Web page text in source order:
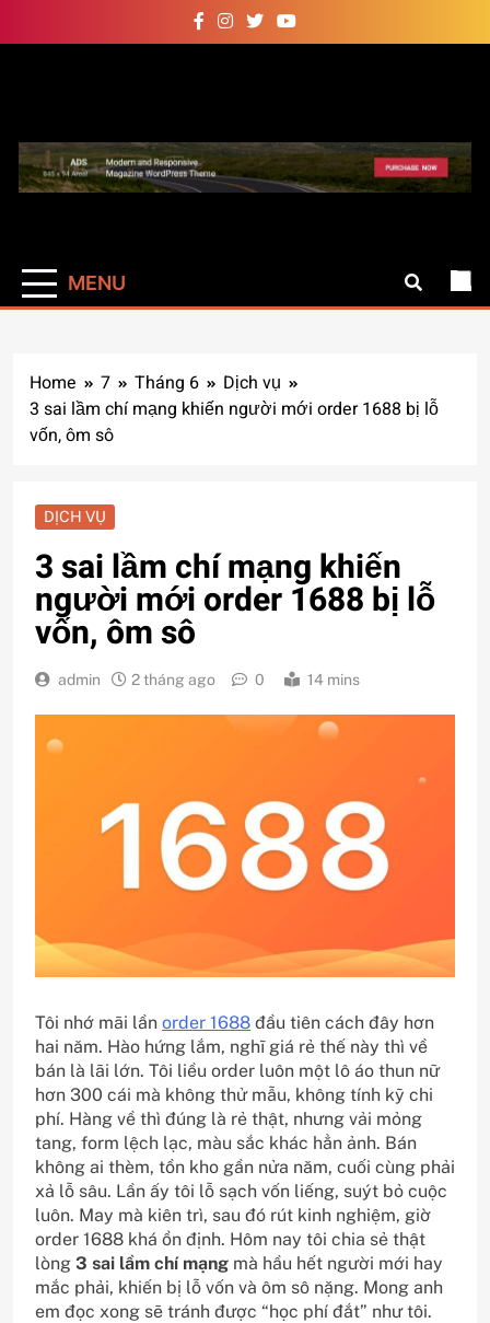
to
Auto Pro
hơn
MENU
Home 7 Tháng 6
Dịch vụ
3 sai lầm chí mạng khiến người mới order 1688 bị lỗ
vốn, ôm sô
DỊCH VỤ
3 sai lầm chí mạng khiến
người mới order 1688 bị lỗ
vốn, ôm sô
admin 2 tháng ago 0 14 mins
Tôi nhớ mãi lần order 1688 đầu tiên cách đây hơn
hai năm. Hào hứng lắm, nghĩ giá rẻ thế này thì về
bán là lãi lớn. Tôi liều order luôn một lô áo thun nữ
hơn 300 cái mà không thử mẫu, không tính kỹ chi
phí. Hàng về thì đúng là rẻ thật, nhưng vải mỏng
tang, form lệch lạc, màu sắc khác hẳn ảnh. Bán
không ai thèm, tồn kho gần nửa năm, cuối cùng phải
xả lỗ sâu. Lần ấy tôi lỗ sạch vốn liếng, suýt bỏ cuộc
luôn. May mà kiên trì, sau đó rút kinh nghiệm, giờ
order 1688 khá ổn định. Hôm nay tôi chia sẻ thật
lòng 3 sai lầm chí mạng mà hầu hết người mới hay
mắc phải, khiến bị lỗ vốn và ôm sô nặng. Mong anh
em đọc xong sẽ tránh được “học phí đắt” như tôi.